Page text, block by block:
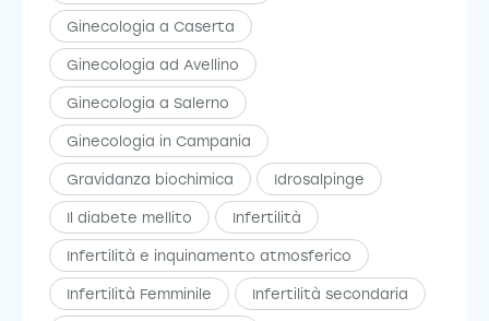
Ginecologia a Caserta
Ginecologia ad Avellino
Ginecologia a Salerno
Ginecologia in Campania
Gravidanza biochimica Idrosalpinge
Il diabete mellito Infertilità
Infertilità e inquinamento atmosferico
Infertilità Femminile Infertilità secondaria